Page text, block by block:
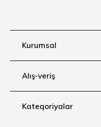
Kurumsal
Alış-veriş
Kateqoriyalar